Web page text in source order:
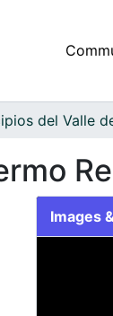
Images